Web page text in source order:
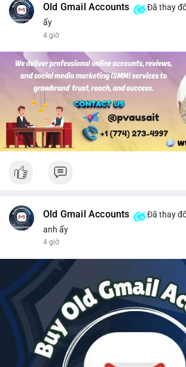
- Mục tiêu chốt lời: TP1: 77.50, TP2: 78.80
- Cắt lỗ: 74.90 (dưới vùng hỗ trợ gần nhất)
chốt 50% vị thế tại TP1 và dời stop loss về
#solusdt #longsol #vung76 #breakoutsol
Old Gmail Accounts
Đã thay
ấy
4 giờ
Old Gmail Accounts
Đã thay
anh ấy
4 giờ